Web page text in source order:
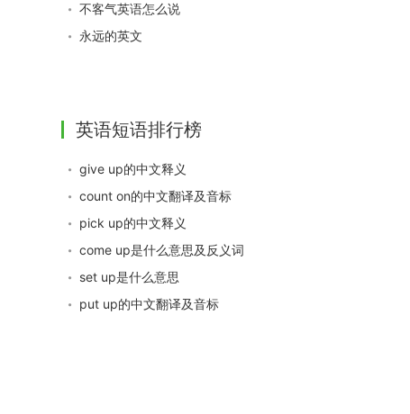
不客气英语怎么说
永远的英文
英语短语排行榜
give up的中文释义
count on的中文翻译及音标
pick up的中文释义
come up是什么意思及反义词
set up是什么意思
put up的中文翻译及音标